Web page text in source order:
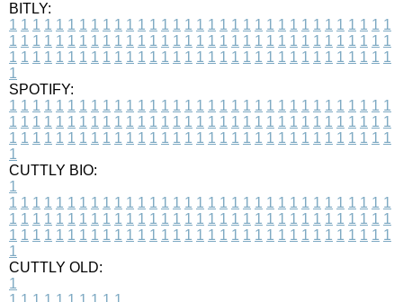
BITLY:
1 1 1 1 1 1 1 1 1 1 1 1 1 1 1 1 1 1 1 1 1 1 1 1 1 1 1 1 1 1 1 1 1
1 1 1 1 1 1 1 1 1 1 1 1 1 1 1 1 1 1 1 1 1 1 1 1 1 1 1 1 1 1 1 1 1
1 1 1 1 1 1 1 1 1 1 1 1 1 1 1 1 1 1 1 1 1 1 1 1 1 1 1 1 1 1 1 1 1
1
SPOTIFY:
1 1 1 1 1 1 1 1 1 1 1 1 1 1 1 1 1 1 1 1 1 1 1 1 1 1 1 1 1 1 1 1 1
1 1 1 1 1 1 1 1 1 1 1 1 1 1 1 1 1 1 1 1 1 1 1 1 1 1 1 1 1 1 1 1 1
1 1 1 1 1 1 1 1 1 1 1 1 1 1 1 1 1 1 1 1 1 1 1 1 1 1 1 1 1 1 1 1 1
1
CUTTLY BIO:
1
1 1 1 1 1 1 1 1 1 1 1 1 1 1 1 1 1 1 1 1 1 1 1 1 1 1 1 1 1 1 1 1 1
1 1 1 1 1 1 1 1 1 1 1 1 1 1 1 1 1 1 1 1 1 1 1 1 1 1 1 1 1 1 1 1 1
1 1 1 1 1 1 1 1 1 1 1 1 1 1 1 1 1 1 1 1 1 1 1 1 1 1 1 1 1 1 1 1 1
1
CUTTLY OLD:
1